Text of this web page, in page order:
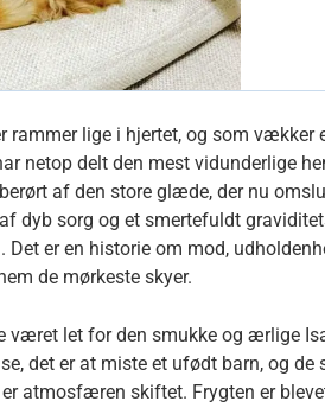
rammer lige i hjertet, og som
netop delt den mest vidunderlige
af den store glæde, der nu
dyb sorg og et smertefuldt
Det er en historie om mod,
de mørkeste skyer.
været let for den smukke og ærlige
det er at miste et ufødt barn, og de
atmosfæren skiftet. Frygten er